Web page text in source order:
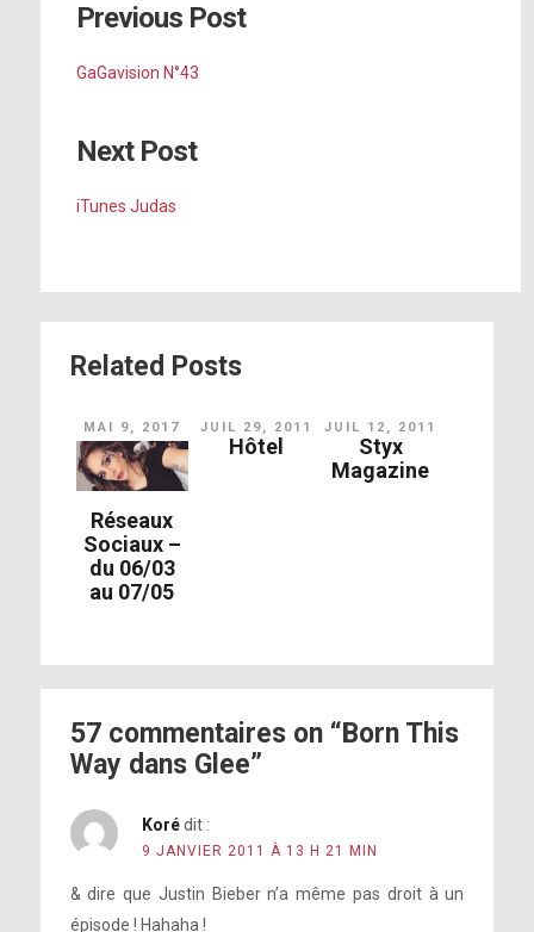
Previous Post
GaGavision N°43
Next Post
iTunes Judas
Related Posts
MAI 9, 2017
Réseaux
Sociaux –
du 06/03
au 07/05
JUIL 29, 2011
Hôtel
JUIL 12, 2011
Styx
Magazine
57 commentaires on “Born This
Way dans Glee”
Koré dit :
9 JANVIER 2011 À 13 H 21 MIN
& dire que Justin Bieber n’a même pas droit à un
épisode ! Hahaha !